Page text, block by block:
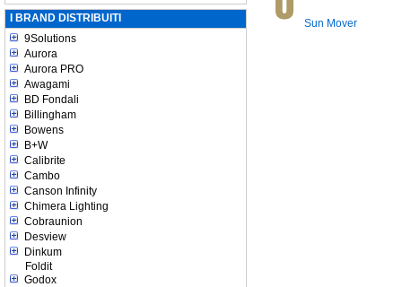
I BRAND DISTRIBUITI
9Solutions
Aurora
Aurora PRO
Awagami
BD Fondali
Billingham
Bowens
B+W
Calibrite
Cambo
Canson Infinity
Chimera Lighting
Cobraunion
Desview
Dinkum
Foldit
Godox
Sun Mover